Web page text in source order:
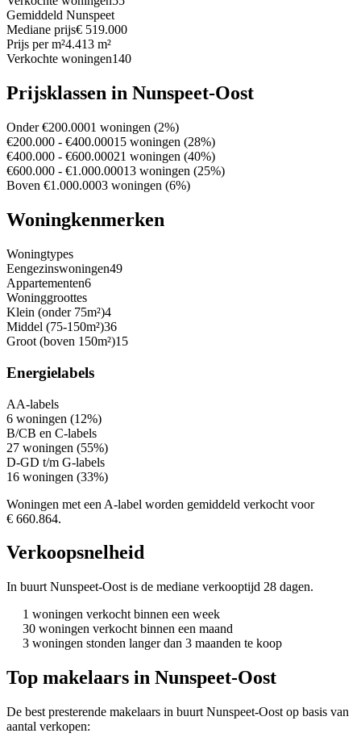
Gemiddeld Nunspeet
Mediane prijs€ 519.000
Prijs per m²4.413 m²
Verkochte woningen140
Prijsklassen in Nunspeet-Oost
Onder €200.0001 woningen (2%)
€200.000 - €400.00015 woningen (28%)
€400.000 - €600.00021 woningen (40%)
€600.000 - €1.000.00013 woningen (25%)
Boven €1.000.0003 woningen (6%)
Woningkenmerken
Woningtypes
Eengezinswoningen49
Appartementen6
Woninggroottes
Klein (onder 75m²)4
Middel (75-150m²)36
Groot (boven 150m²)15
Energielabels
AA-labels
6 woningen (12%)
B/CB en C-labels
27 woningen (55%)
D-GD t/m G-labels
16 woningen (33%)
Woningen met een A-label worden gemiddeld verkocht voor
€ 660.864.
Verkoopsnelheid
In buurt Nunspeet-Oost is de mediane verkooptijd 28 dagen.
1 woningen verkocht binnen een week
30 woningen verkocht binnen een maand
3 woningen stonden langer dan 3 maanden te koop
Top makelaars in Nunspeet-Oost
De best presterende makelaars in buurt Nunspeet-Oost op basis van
aantal verkopen: